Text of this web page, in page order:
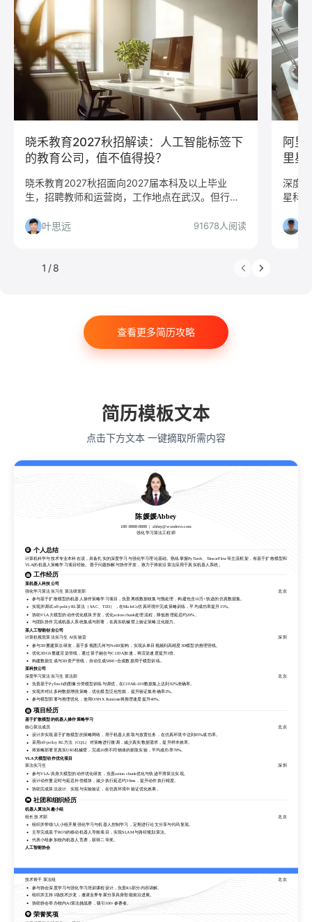
人力资源
医疗/健康
品牌公关
算法工程师
快消 JavaScript
.NET工程师
C#工程师
网络安全 数据分析
嵌入式
市场/营销
采购贸易 商务拓展 外贸
销售
SEO/SEM 新媒体
清华大学
武汉大学
中山大学 中国人民大学
对外经贸大学
香港大学
四川大学 南开大学
南京大学
吉林大学
中南大学 深圳大学
暨南大学
金融
文化/传媒
房地产
仓储/物流
艺术与设计 电子信息工程
晓禾教育2027秋招解读：人工智能标签下
的教育公司，值不值得投？
晓禾教育2027秋招面向2027届本科及以上毕业
生，招聘教师和运营岗，工作地点在武汉。但行业
是否值得投递。
叶思远 91678人阅读
阿里
里星
深度
星科
1 /8
查看更多简历攻略
简历模板文本
点击下方文本 一键摘取所需内容
陈媛媛Abbey
188-8888-8888
abbey@wondercv.com
强化学习算法工程师
个人总结
计算机科学与技术专业本科在读，具备扎实的深度学习与强化学习理论基础。熟练掌握PyTorch、TensorFlow等主流框架，有基于扩散模型和
VLA的机器人策略学习项目经验。善于问题拆解与协作开发，致力于将前沿算法应用于真实机器人系统。
工作经历
某机器人科技公司
强化学习算法实习生 算法研发部
北京
参与基于扩散模型的机器人操作策略学习项目，负责离线数据收集与预处理，构建包含10万+轨迹的仿真数据集。
实现并调试off-policy RL算法（SAC、TD3），在MuJoCo仿真环境中完成策略训练，平均成功率提升15%。
协助VLA大模型的动作优化模块开发，优化action chunk处理流程，降低推理延迟约20%。
与团队协作完成机器人系统集成与部署，在真实机械臂上验证策略泛化能力。
某人工智能创业公司
计算机视觉算法实习生 AI实验室
深圳
参与3D重建算法研发，基于多视图几何与NeRF架构，实现从单目视频到高精度3D模型的推理管线。
优化3DGS重建渲染管线，通过算子融合与CUDA加速，将渲染速度提升3倍。
构建数据生成与3D资产管线，自动生成5000+合成数据用于模型训练。
某科技公司
深度学习算法实习生 算法部
北京
负责基于PyTorch的图像分类模型训练与调优，在CIFAR-100数据集上达到92%准确率。
实现并对比多种数据增强策略，优化模型泛化性能，提升验证集准确率3%。
参与模型部署与推理优化，使用ONNX Runtime将推理速度提升40%。
项目经历
基于扩散模型的机器人操作策略学习
核心算法成员
北京
设计并实现基于扩散模型的策略网络，用于机器人抓取与放置任务，在仿真环境中达到85%成功率。
采用off-policy RL方法（CQL）对策略进行微调，减少真实数据需求，提升样本效率。
将策略部署至真实UR5机械臂，完成10类不同物体的抓取实验，平均成功率78%。
VLA大模型动作优化项目
算法实习生
深圳
参与VLA/具身大模型的动作优化研发，负责action chunk优化与轨迹平滑算法实现。
设计动作重定时与延迟补偿模块，减少执行延迟约30ms，提升动作执行精度。
协助完成算法设计、实现与实验验证，在仿真环境中验证优化效果。
社团和组织经历
机器人算法兴趣小组
组长 技术部
北京
组织并带领5人小组开展强化学习与机器人控制学习，定期进行论文分享与代码复现。
主导完成基于ROS的移动机器人导航项目，实现SLAM与路径规划算法。
代表小组参加校内机器人竞赛，获得二等奖。
人工智能协会
协助协会举办校内AI算法挑战赛，吸引100+参赛者。
荣誉奖项
全国大学生数学建模竞赛省级二等奖
校内机器人竞赛二等奖
强化学习算法工程师
个人总结
计算机科学与技术专业本科在读，具备扎实的深度学习与强化学习理论基础。熟练掌握PyTorch、TensorFlow等主流框架，有基于扩散模型和
VLA的机器人策略学习项目经验。善于问题拆解与协作开发，致力于将前沿算法应用于真实机器人系统。
工作经历
某机器人科技公司
强化学习算法实习生 算法研发部
参与基于扩散模型的机器人操作策略学习项目，负责离线数据收集与预处理，构建包含10万+轨迹的仿真数据集。
实现并调试off-policy RL算法（SAC、TD3），在MuJoCo仿真环境中完成策略训练，平均成功率提升15%。
协助VLA大模型的动作优化模块开发，优化action chunk处理流程，降低推理延迟约20%。
与团队协作完成机器人系统集成与部署，在真实机械臂上验证策略泛化能力。
某人工智能创业公司
计算机视觉算法实习生 AI实验室
参与3D重建算法研发，基于多视图几何与NeRF架构，实现从单目视频到高精度3D模型的推理管线。
优化3DGS重建渲染管线，通过算子融合与CUDA加速，将渲染速度提升3倍。
构建数据生成与3D资产管线，自动生成5000+合成数据用于模型训练。
某科技公司
深度学习算法实习生 算法部
负责基于PyTorch的图像分类模型训练与调优，在CIFAR-100数据集上达到92%准确率。
实现并对比多种数据增强策略，优化模型泛化性能，提升验证集准确率3%。
项目经历
基于扩散模型的机器人操作策略学习
核心算法成员
设计并实现基于扩散模型的策略网络，用于机器人抓取与放置任务，在仿真环境中达到85%成功率。
采用off-policy RL方法（CQL）对策略进行微调，减少真实数据需求，提升样本效率。
将策略部署至真实UR5机械臂，完成10类不同物体的抓取实验，平均成功率78%。
VLA大模型动作优化项目
算法实习生
参与VLA/具身大模型的动作优化研发，负责action chunk优化与轨迹平滑算法实现。
设计动作重定时与延迟补偿模块，减少执行延迟约30ms，提升动作执行精度。
社团和组织经历
机器人算法兴趣小组
组长 技术部
组织并带领5人小组开展强化学习与机器人控制学习，定期进行论文分享与代码复现。
技术骨干 算法组
北京
参与协会深度学习与强化学习培训课程设计，负责RL部分内容讲解。
组织并主持3场技术沙龙，邀请业界专家分享具身智能前沿进展。
协助协会举办校内AI算法挑战赛，吸引100+参赛者。
荣誉奖项